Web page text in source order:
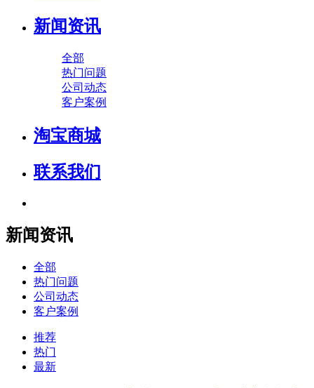
新闻资讯
全部
热门问题
公司动态
客户案例
淘宝商城
联系我们
新闻资讯
全部
热门问题
公司动态
客户案例
推荐
热门
最新